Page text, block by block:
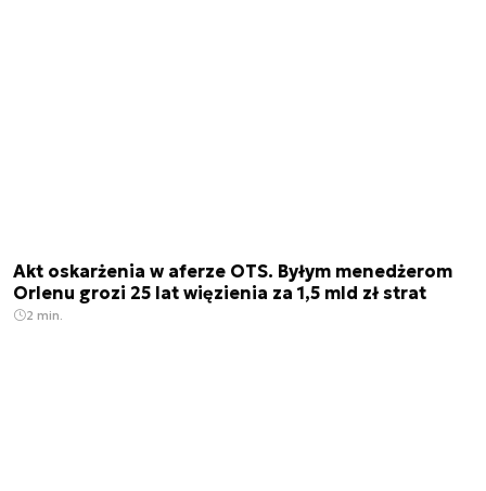
Akt oskarżenia w aferze OTS. Byłym menedżerom
Orlenu grozi 25 lat więzienia za 1,5 mld zł strat
2 min.